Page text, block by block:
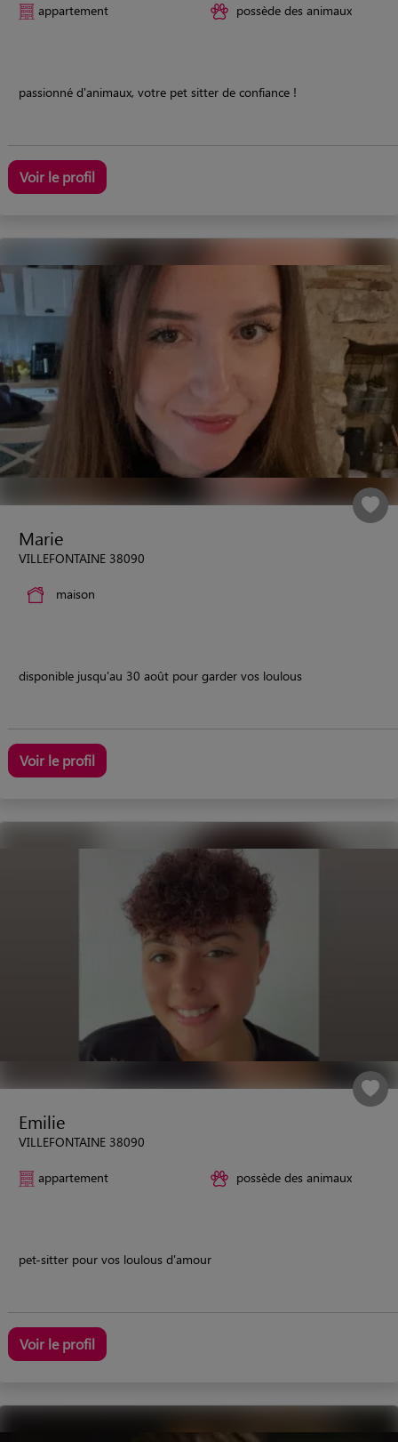
appartement possède des animaux
passionné d'animaux, votre pet sitter de confiance !
Voir le profil
Marie
VILLEFONTAINE 38090
maison
disponible jusqu'au 30 août pour garder vos loulous
Voir le profil
Emilie
VILLEFONTAINE 38090
appartement possède des animaux
pet-sitter pour vos loulous d'amour
Voir le profil